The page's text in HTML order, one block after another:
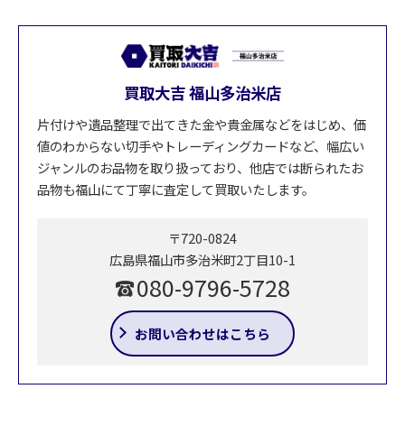
買取大吉 福山多治米店
片付けや遺品整理で出てきた金や貴金属などをはじめ、価
値のわからない切手やトレーディングカードなど、幅広い
ジャンルのお品物を取り扱っており、他店では断られたお
品物も福山にて丁寧に査定して買取いたします。
〒720-0824
広島県福山市多治米町2丁目10-1
080-9796-5728
お問い合わせはこちら